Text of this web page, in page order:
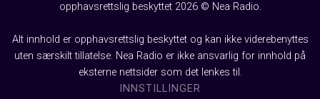
opphavsrettslig beskyttet 2026 © Nea Radio.
Alt innhold er opphavsrettslig beskyttet og kan ikke viderebenyttes
uten særskilt tillatelse. Nea Radio er ikke ansvarlig for innhold på
eksterne nettsider som det lenkes til.
INNSTILLINGER